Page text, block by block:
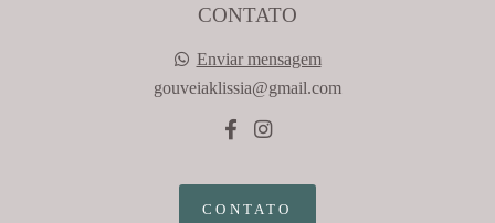
CONTATO
Enviar mensagem
gouveiaklissia@gmail.com
CONTATO